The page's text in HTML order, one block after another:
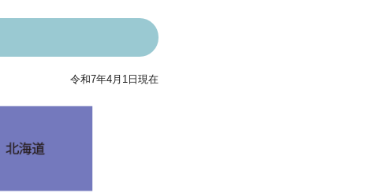
令和7年4月1日現在